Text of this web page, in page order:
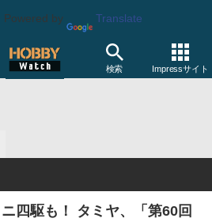
Powered by Translate
検索 Impressサイト
四駆も！ タミヤ、「第60回